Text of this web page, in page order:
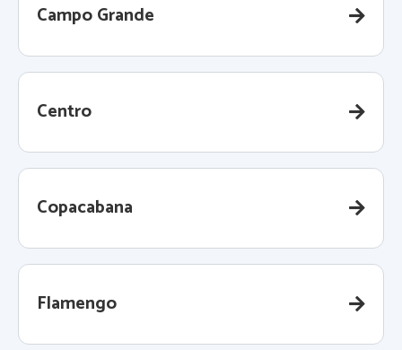
Campo Grande
Centro
Copacabana
Flamengo